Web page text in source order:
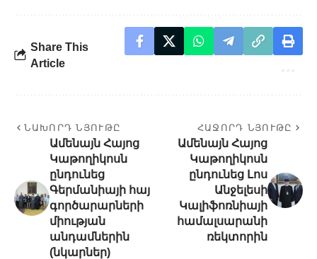
Share This
Article
ՆԱԽՈՐԴ ՆՅՈՒԹԸ
Ամենայն Հայոց
Կաթողիկոսն
ընդունեց
Գերմանիայի հայ
գործարարների
միության
անդամներին
(նկարներ)
ՀԱՋՈՐԴ ՆՅՈՒԹԸ
Ամենայն Հայոց
Կաթողիկոսն
ընդունեց Լոս
Անջելեսի
Կալիֆոռնիայի
համալսարանի
ռեկտորին